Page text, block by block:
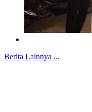
Berita Lainnya ...